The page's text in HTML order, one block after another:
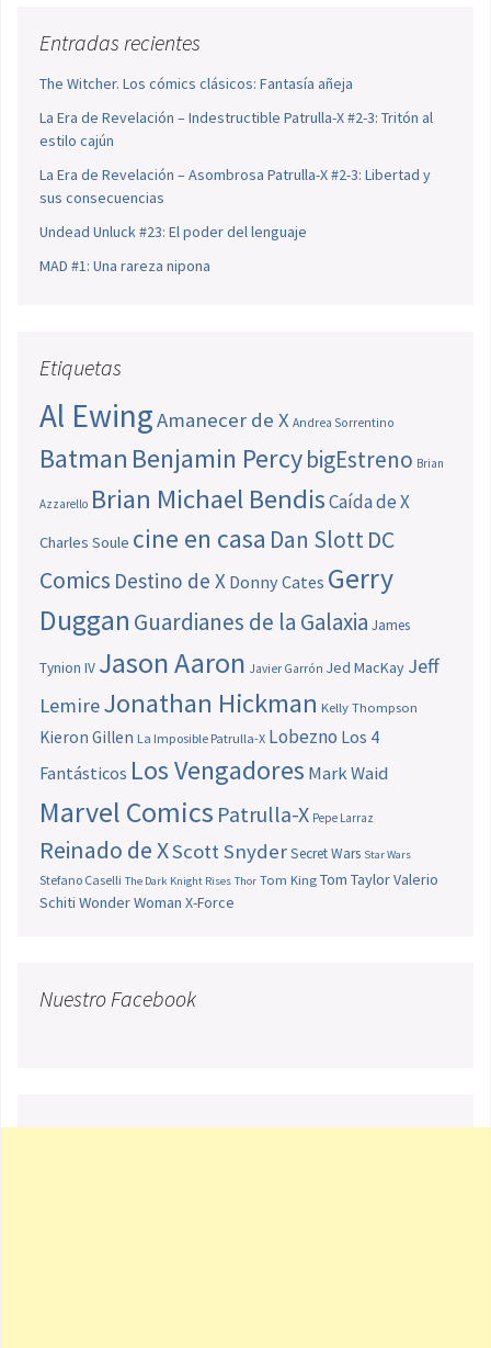
Entradas recientes
The Witcher. Los cómics clásicos: Fantasía añeja
La Era de Revelación – Indestructible Patrulla-X #2-3: Tritón al
estilo cajún
La Era de Revelación – Asombrosa Patrulla-X #2-3: Libertad y
sus consecuencias
Undead Unluck #23: El poder del lenguaje
MAD #1: Una rareza nipona
Etiquetas
Al EwingAmanecer de X Andrea Sorrentino
Batman Benjamin PercybigEstreno Brian
Azzarello Brian Michael BendisCaída de X
Charles Soule cine en casa Dan SlottDC
Comics Destino de X Donny Cates Gerry
Duggan Guardianes de la Galaxia James
Tynion IV Jason Aaron Javier Garrón Jed MacKay Jeff
LemireJonathan Hickman Kelly Thompson
Kieron Gillen La Imposible Patrulla-X Lobezno Los 4
Fantásticos Los Vengadores Mark Waid
Marvel Comics Patrulla-X Pepe Larraz
Reinado de XScott SnyderSecret Wars Star Wars
Stefano Caselli The Dark Knight Rises Thor Tom King Tom TaylorValerio
Schiti Wonder Woman X-Force
Nuestro Facebook